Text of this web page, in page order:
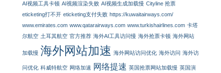
AI视频工具卡顿 AI视频渲染失败 AI视频生成加载慢 Cityline 抢票
eticketing打不开 eticketing支付失败 https://kuwaitairways.com/
www.emirates.com www.qatarairways.com www.turkishairlines.com 卡塔
尔航空 土耳其航空 官方推荐 海外AI工具访问慢 海外抢票卡顿 海外网站
加载慢 海外网站加速 海外网站访问优化 海外访问 海外访
问优化 科威特航空 网络加速 网络提速 英国抢票网站加载慢 英国演